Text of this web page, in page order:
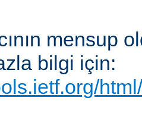
mensup
bilgi için: